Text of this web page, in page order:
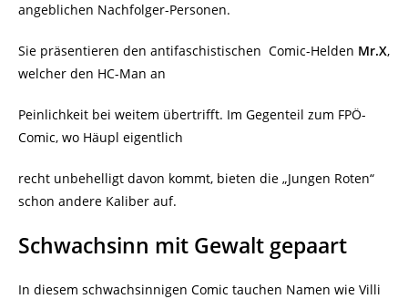
angeblichen Nachfolger-Personen.
Sie präsentieren den antifaschistischen Comic-Helden Mr.X,
welcher den HC-Man an
Peinlichkeit bei weitem übertrifft. Im Gegenteil zum FPÖ-
Comic, wo Häupl eigentlich
recht unbehelligt davon kommt, bieten die „Jungen Roten“
schon andere Kaliber auf.
Schwachsinn mit Gewalt gepaart
In diesem schwachsinnigen Comic tauchen Namen wie Villi